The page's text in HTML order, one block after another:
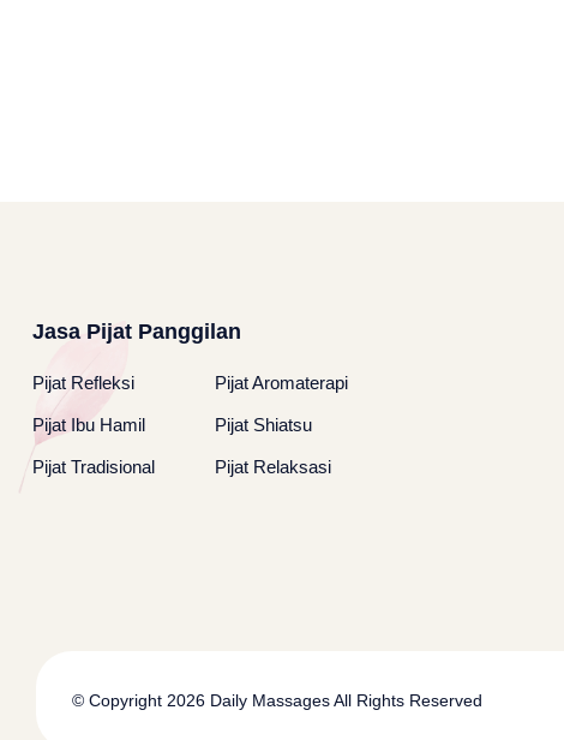
Jasa Pijat Panggilan
Pijat Refleksi Pijat Aromaterapi
Pijat Ibu Hamil Pijat Shiatsu
Pijat Tradisional Pijat Relaksasi
© Copyright 2026 Daily MassagesAll Rights Reserved